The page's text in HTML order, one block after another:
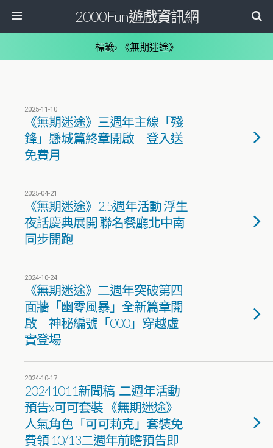
2000Fun遊戲資訊網
標籤› 《無期迷途》
2025-11-10
《無期迷途》三週年主線「殘
鋒」懸城篇終章開啟 登入送
免費月
2025-04-21
《無期迷途》2.5週年活動 浮生
夜話慶典展開 聯名餐廳北中南
同步開跑
2024-10-24
《無期迷途》二週年突破第四
面牆「幽零風暴」全新篇章開
啟 神秘編號「000」穿越虛
實登場
2024-10-17
20241011新聞稿_二週年活動
預告x可可套裝 《無期迷途》
人氣角色「可可莉克」套裝免
費領 10/13二週年前瞻預告即